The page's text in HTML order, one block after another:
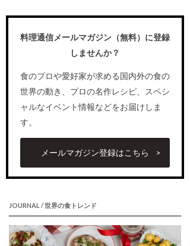
料理通信メールマガジン（無料）に登録
しませんか？
食のプロや愛好家が求める国内外の食の
世界の動き、プロの名作レシピ、スペシ
ャルなイベント情報などをお届けしま
す。
メールマガジン登録はこちら
JOURNAL / 世界の食トレンド